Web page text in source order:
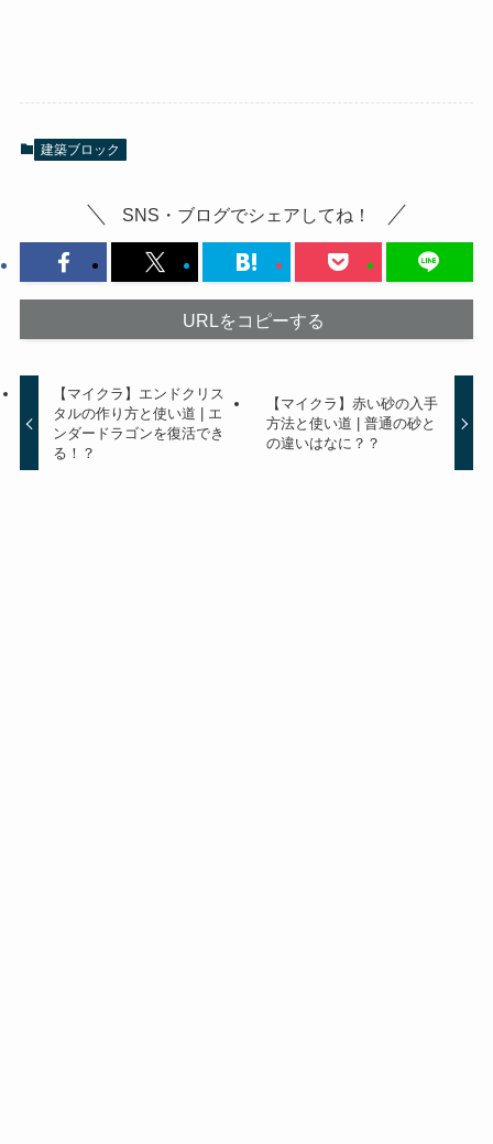
建築ブロック
SNS・ブログでシェアしてね！
URLをコピーする
【マイクラ】エンドクリス
タルの作り方と使い道 | エ
ンダードラゴンを復活でき
る！？
【マイクラ】赤い砂の入手
方法と使い道 | 普通の砂と
の違いはなに？？